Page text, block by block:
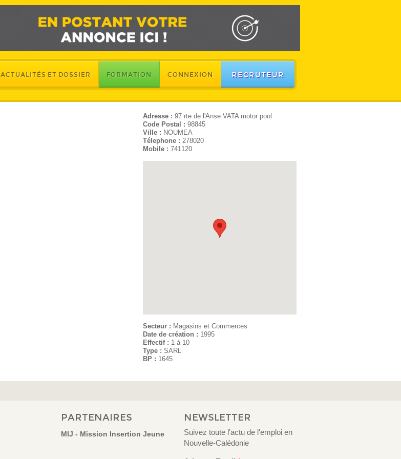
ACTUALITÉS ET DOSSIER FORMATION CONNEXION RECRUTEUR
Adresse : 97 rte de l'Anse VATA motor pool
Code Postal : 98845
Ville : NOUMEA
Télephone : 278020
Mobile : 741120
Secteur : Magasins et Commerces
Date de création : 1995
Effectif : 1 à 10
Type : SARL
BP : 1645
PARTENAIRES
MIJ - Mission Insertion Jeune
NEWSLETTER
Suivez toute l'actu de l'emploi en
Nouvelle-Calédonie